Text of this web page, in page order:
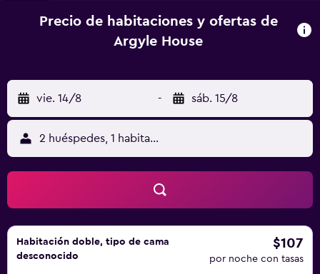
Precio de habitaciones y ofertas de
Argyle House
vie. 14/8 - sáb. 15/8
2 huéspedes, 1 habitación
Habitación doble, tipo de cama
desconocido
$107
por noche con tasas